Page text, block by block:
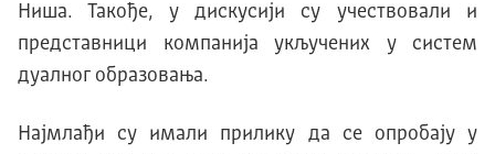
Ниша. Такође, у дискусији су учествовали и
представници компанија укључених у систем
дуалног образовања.
Најмлађи су имали прилику да се опробају у